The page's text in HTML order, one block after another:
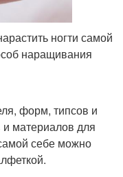
ногти самой
наращивания
форм, типсов и
и материалов для
себе можно